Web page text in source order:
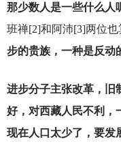
那少数人是一些什么人
班禅[2]和阿沛[3]两位也
步的贵族，一种是反动
进步分子主张改革，旧
好，对西藏人民不利，
现在人口太少了，要发